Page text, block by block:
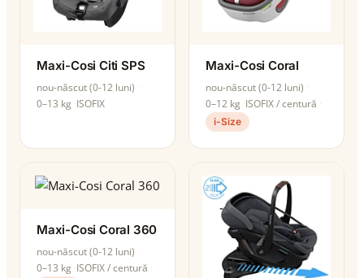
Maxi-Cosi Citi SPS
nou-născut (0-12 luni)
0–13 kg ISOFIX
Maxi-Cosi Coral
nou-născut (0-12 luni)
0–12 kg ISOFIX / centură
i-Size
Maxi-Cosi Coral 360
nou-născut (0-12 luni)
0–13 kg ISOFIX / centură